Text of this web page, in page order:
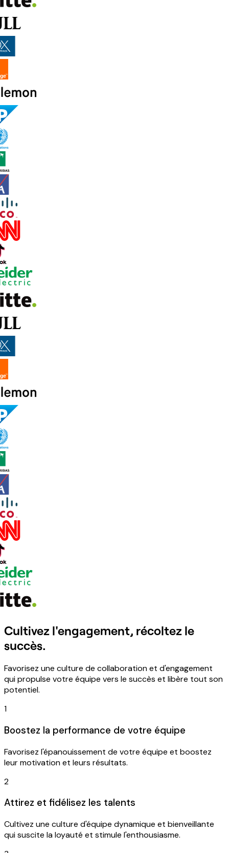
Cultivez l'engagement, récoltez le
succès.
Favorisez une culture de collaboration et d'engagement
qui propulse votre équipe vers le succès et libère tout son
potentiel.
1
Boostez la performance de votre équipe
Favorisez l'épanouissement de votre équipe et boostez
leur motivation et leurs résultats.
2
Attirez et fidélisez les talents
Cultivez une culture d'équipe dynamique et bienveillante
qui suscite la loyauté et stimule l'enthousiasme.